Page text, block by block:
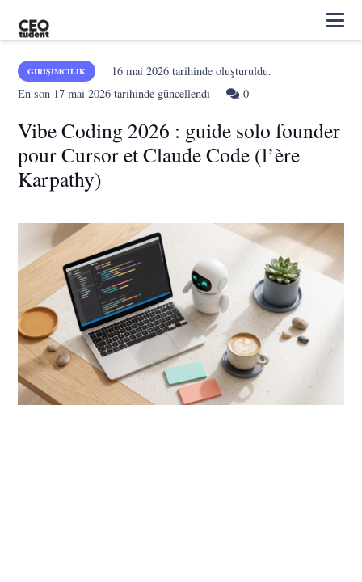
GIRIŞIMCILIK 16 mai 2026tarihinde oluşturuldu.
En son 17 mai 2026 tarihinde güncellendi 0
Vibe Coding 2026 : guide solo founder
pour Cursor et Claude Code (l’ère
Karpathy)